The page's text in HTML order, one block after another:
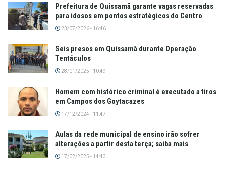
Prefeitura de Quissamã garante vagas reservadas
para idosos em pontos estratégicos do Centro
23/07/2026 - 16:46
Seis presos em Quissamã durante Operação
Tentáculos
28/01/2025 - 10:49
Homem com histórico criminal é executado a tiros
em Campos dos Goytacazes
17/12/2024 - 11:47
Aulas da rede municipal de ensino irão sofrer
alterações a partir desta terça; saiba mais
17/02/2025 - 14:43